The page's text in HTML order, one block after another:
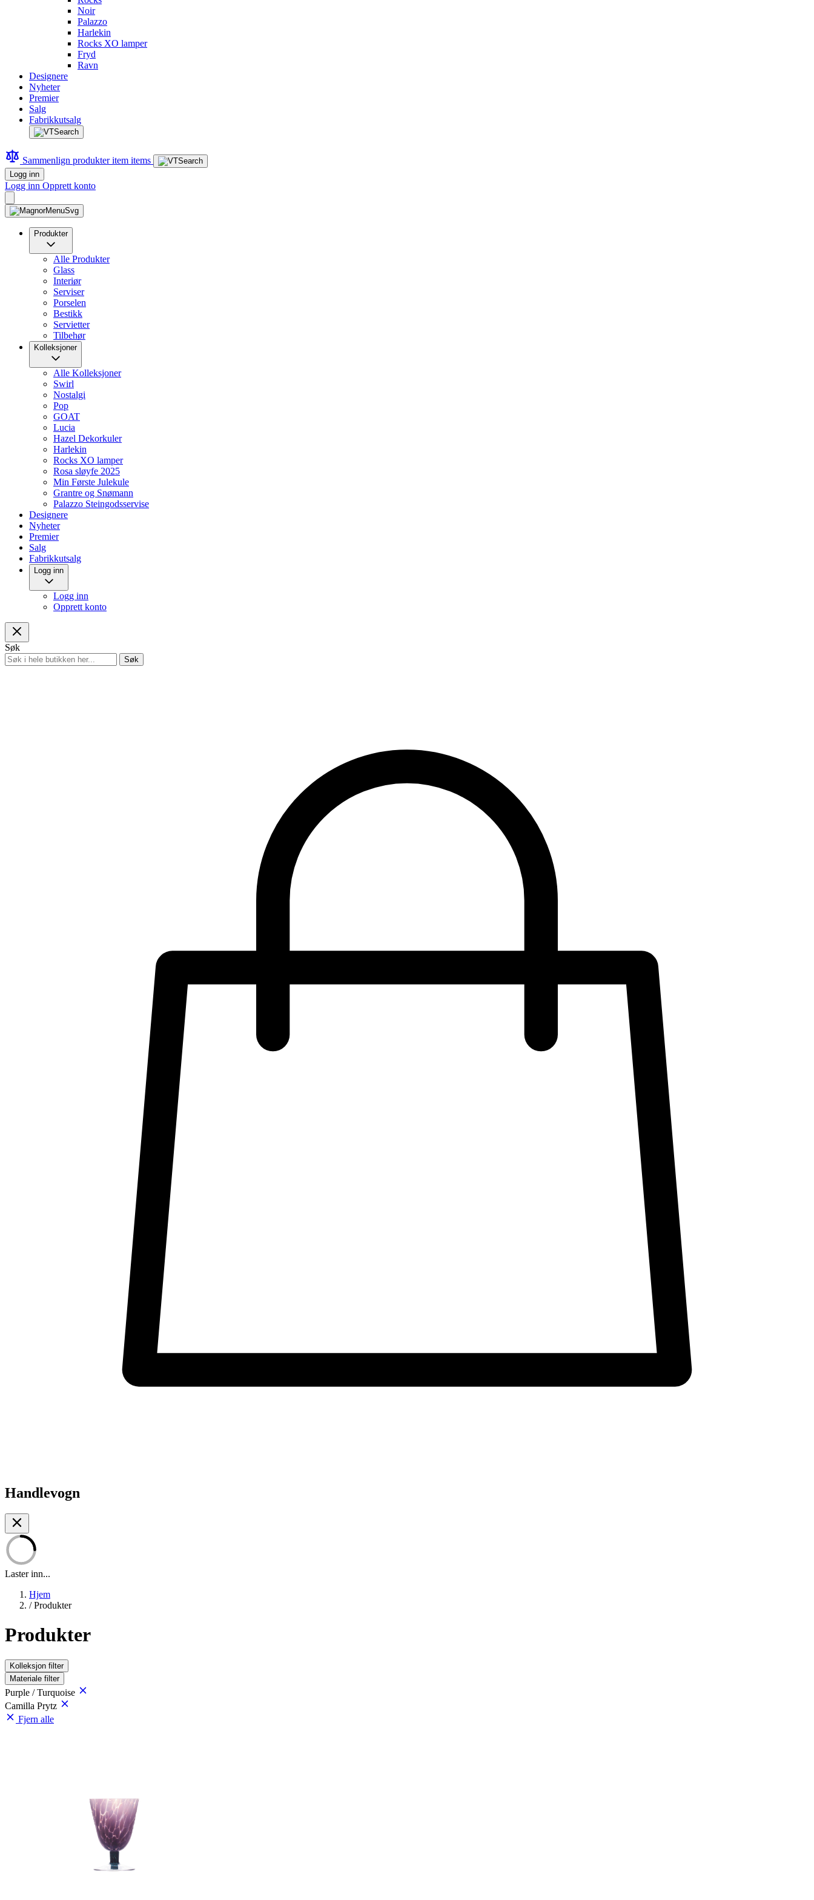
Noir
Palazzo
Harlekin
Rocks XO lamper
Fryd
Ravn
Designere
Nyheter
Premier
Salg
Fabrikkutsalg
Sammenlign produkteritem items
Logg inn
Logg inn Opprett konto
Produkter
Alle Produkter
Glass
Interiør
Serviser
Porselen
Bestikk
Servietter
Tilbehør
Kolleksjoner
Alle Kolleksjoner
Swirl
Nostalgi
Pop
GOAT
Lucia
Hazel Dekorkuler
Harlekin
Rocks XO lamper
Rosa sløyfe 2025
Min Første Julekule
Grantre og Snømann
Palazzo Steingodsservise
Designere
Nyheter
Premier
Salg
Fabrikkutsalg
Logg inn
Logg inn
Opprett konto
Søk
Søk
Handlevogn
Laster inn...
Hjem
/ Produkter
Produkter
Kolleksjon filter
Materiale filter
Purple / Turquoise
Camilla Prytz
Fjern alle